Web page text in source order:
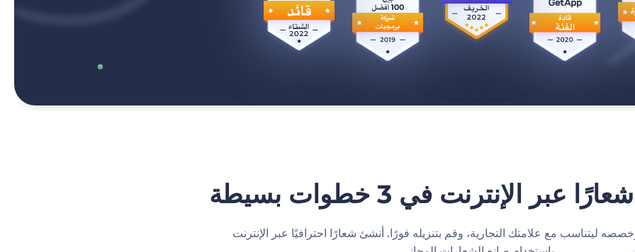
الإنترنت في 3 خطوات بسيطة
ليتناسب مع علامتك التجارية، وقم بتنزيله فورًا. أنشئ شعارًا احترافيًا عبر الإنترنت